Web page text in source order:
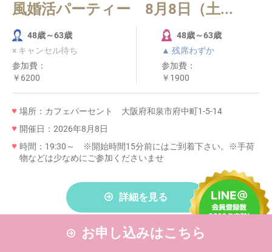
お申し込みはこちら
風婚活パーティー 8月8日（土...
48歳～63歳
× キャンセル待ち
参加費：
￥6200
48歳～63歳
▲ 残席わずか
参加費：
￥1900
場所：カフェパーセント 大阪府和泉市府中町1-5-14
開催日：2026年8月8日
時間：19:30～ ※開始時間15分前にはご到着下さい。※手荷
物などは少なめにご参加くださいませ
詳細を見る